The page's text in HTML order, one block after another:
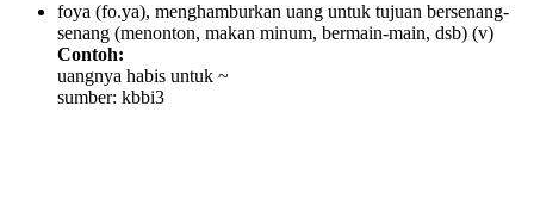
foya (fo.ya), menghamburkan uang untuk tujuan bersenang-
senang (menonton, makan minum, bermain-main, dsb) (v)
Contoh:
uangnya habis untuk ~
sumber: kbbi3